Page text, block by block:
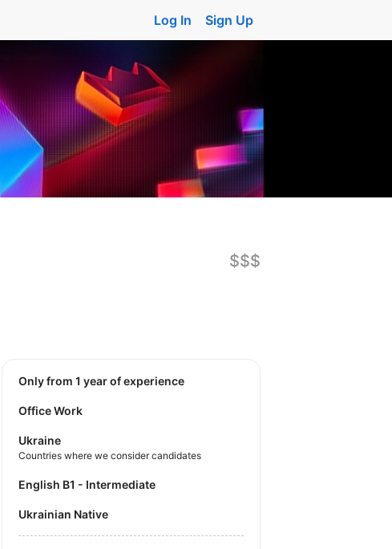
Log In Sign Up
$$$
Only from 1 year of experience
Office Work
Ukraine
Countries where we consider candidates
English B1 - Intermediate
Ukrainian Native